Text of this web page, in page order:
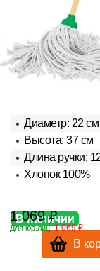
Диаметр: 22 см
Высота: 37 см
Длина ручки:
Хлопок 100%
В наличии
1 069 ₽
Для юр.лиц:1 069 ₽
В